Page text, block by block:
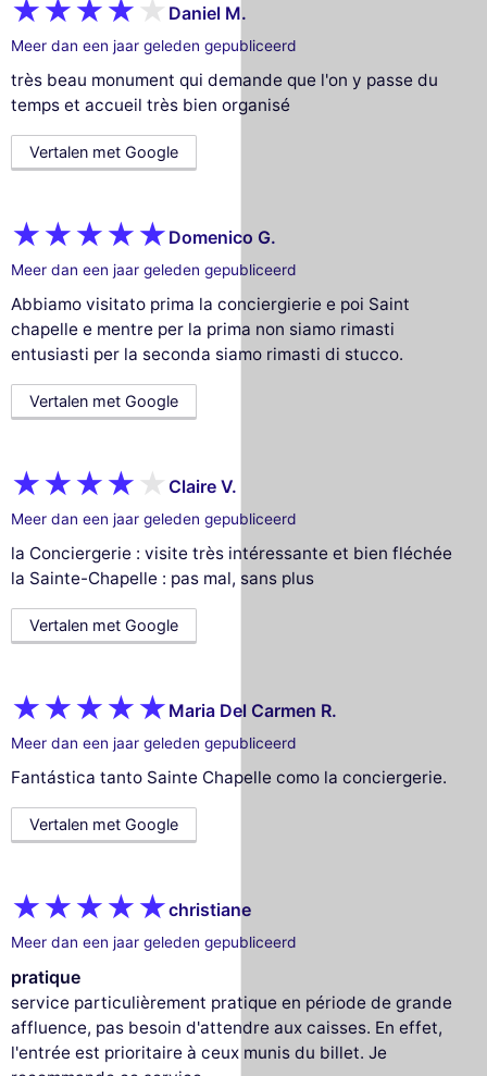
Daniel M.
Meer dan een jaar geleden gepubliceerd
très beau monument qui demande que l'on y passe du
temps et accueil très bien organisé
Vertalen met Google
Domenico G.
Meer dan een jaar geleden gepubliceerd
Abbiamo visitato prima la conciergierie e poi Saint
chapelle e mentre per la prima non siamo rimasti
entusiasti per la seconda siamo rimasti di stucco.
Vertalen met Google
Claire V.
Meer dan een jaar geleden gepubliceerd
la Conciergerie : visite très intéressante et bien fléchée
la Sainte-Chapelle : pas mal, sans plus
Vertalen met Google
Maria Del Carmen R.
Meer dan een jaar geleden gepubliceerd
Fantástica tanto Sainte Chapelle como la conciergerie.
Vertalen met Google
christiane
Meer dan een jaar geleden gepubliceerd
pratique
service particulièrement pratique en période de grande
affluence, pas besoin d'attendre aux caisses. En effet,
l'entrée est prioritaire à ceux munis du billet. Je